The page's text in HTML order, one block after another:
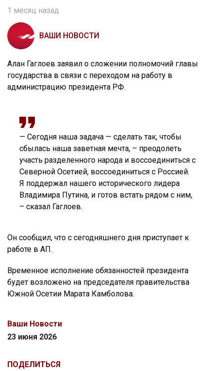
1 месяц назад
ВАШИ НОВОСТИ
Алан Гаглоев заявил о сложении полномочий главы
государства в связи с переходом на работу в
администрацию президента РФ.
— Сегодня наша задача — сделать так, чтобы
сбылась наша заветная мечта, – преодолеть
участь разделенного народа и воссоединиться с
Северной Осетией, воссоединиться с Россией.
Я поддержал нашего исторического лидера
Владимира Путина, и готов встать рядом с ним,
– сказал Гаглоев.
Он сообщил, что с сегодняшнего дня приступает к
работе в АП.
Временное исполнение обязанностей президента
будет возложено на председателя правительства
Южной Осетии Марата Камболова.
Ваши Новости
23 июня 2026
ПОДЕЛИТЬСЯ